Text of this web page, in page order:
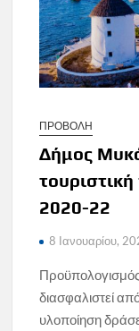
ΠΡΟΒΟΛΗ
Δήμος
2020-22
8 Ιανουαρίου,
διασφαλιστεί
υλοποίηση